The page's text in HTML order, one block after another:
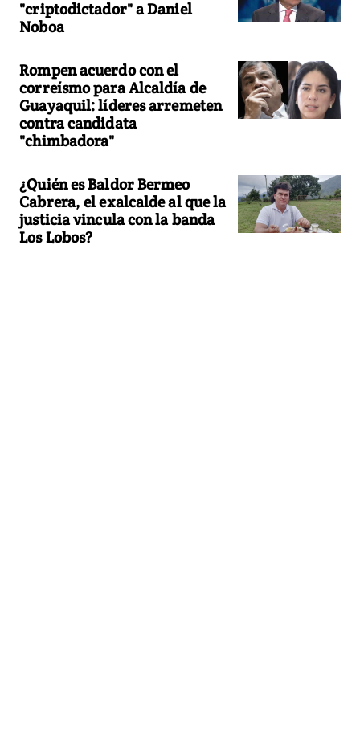
"criptodictador" a Daniel
Noboa
Rompen acuerdo con el
correísmo para Alcaldía de
Guayaquil: líderes arremeten
contra candidata
"chimbadora"
¿Quién es Baldor Bermeo
Cabrera, el exalcalde al que la
justicia vincula con la banda
Los Lobos?